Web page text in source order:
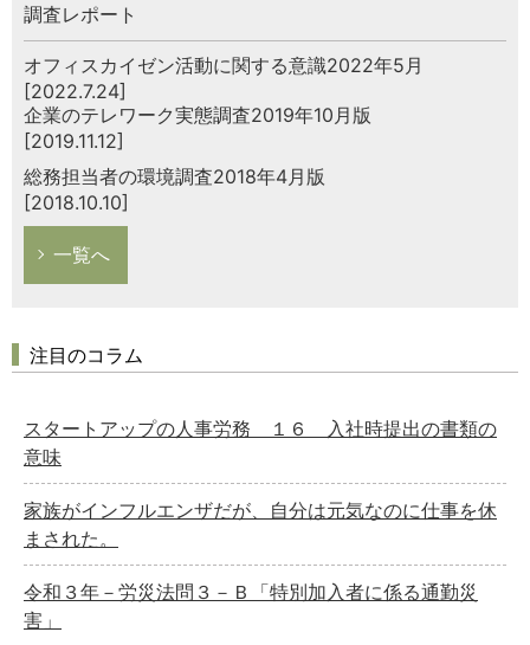
調査レポート
オフィスカイゼン活動に関する意識2022年5月
[2022.7.24]
企業のテレワーク実態調査2019年10月版
[2019.11.12]
総務担当者の環境調査2018年4月版
[2018.10.10]
一覧へ
注目のコラム
スタートアップの人事労務 １６ 入社時提出の書類の
意味
家族がインフルエンザだが、自分は元気なのに仕事を休
まされた。
令和３年－労災法問３－Ｂ「特別加入者に係る通勤災
害」